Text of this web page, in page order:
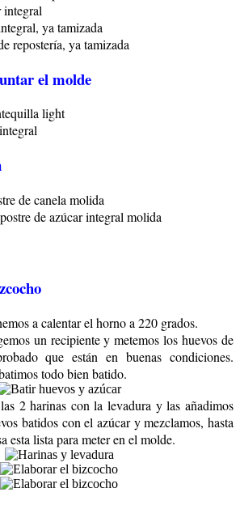
integral
ya tamizada
repostería, ya tamizada
el molde
light
de canela molida
de azúcar integral molida
a calentar el horno a 220 grados.
un recipiente y metemos los huevos de
que están en buenas condiciones.
todo bien batido.
2 harinas con la levadura y las añadimos
batidos con el azúcar y mezclamos, hasta
esta lista para meter en el molde.